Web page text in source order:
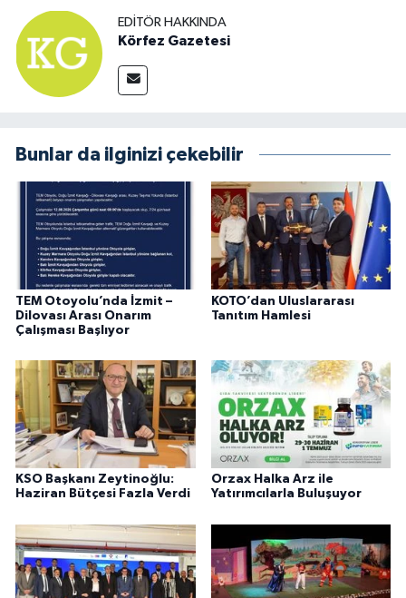
EDITÖR HAKKINDA
Körfez Gazetesi
Bunlar da ilginizi çekebilir
TEM Otoyolu’nda İzmit –
Dilovası Arası Onarım
Çalışması Başlıyor
KOTO’dan Uluslararası
Tanıtım Hamlesi
KSO Başkanı Zeytinoğlu:
Haziran Bütçesi Fazla Verdi
Orzax Halka Arz ile
Yatırımcılarla Buluşuyor